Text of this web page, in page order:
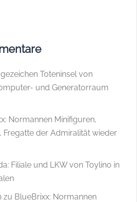
Toteninsel von
und Generatorraum
Normannen Minifiguren,
Fregatte der Admiralität wieder
Filiale und LKW von Toylino in
zu BlueBrixx: Normannen